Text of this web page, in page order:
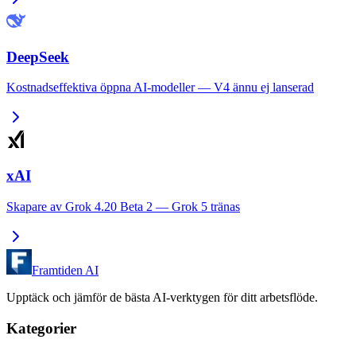
DeepSeek
Kostnadseffektiva öppna AI-modeller — V4 ännu ej lanserad
xAI
Skapare av Grok 4.20 Beta 2 — Grok 5 tränas
Framtiden AI
Upptäck och jämför de bästa AI-verktygen för ditt arbetsflöde.
Kategorier